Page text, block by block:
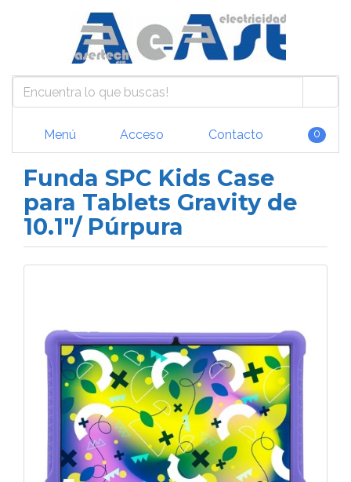
Menú Acceso Contacto 0
Funda SPC Kids Case
para Tablets Gravity de
10.1"/ Púrpura